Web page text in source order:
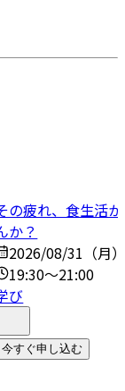
の疲れ、食生活
か？
2026/08/31（月
19:30～21:00
び
今すぐ申し込む